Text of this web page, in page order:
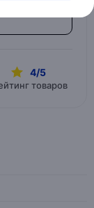
4/5
товаров